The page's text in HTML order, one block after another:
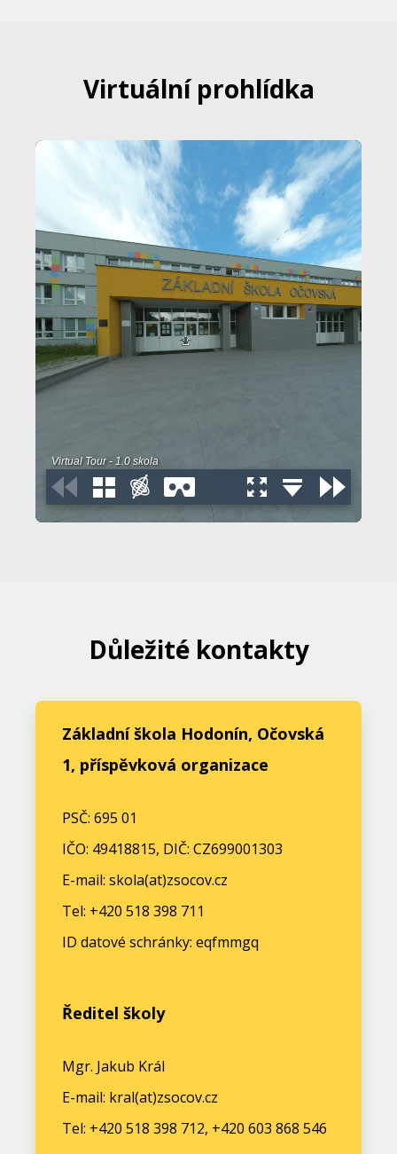
Virtuální prohlídka
Důležité kontakty
Základní škola Hodonín, Očovská
1, příspěvková organizace
PSČ: 695 01
IČO: 49418815, DIČ: CZ699001303
E-mail: skola(at)zsocov.cz
Tel: +420 518 398 711
ID datové schránky: eqfmmgq
Ředitel školy
Mgr. Jakub Král
E-mail: kral(at)zsocov.cz
Tel: +420 518 398 712, +420 603 868 546